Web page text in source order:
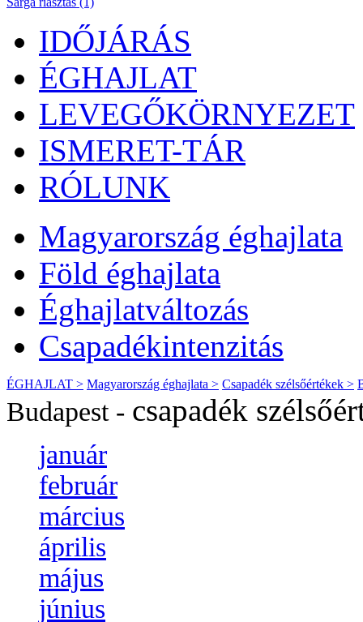
IDŐJÁRÁS
ÉGHAJLAT
LEVEGŐKÖRNYEZET
ISMERET-TÁR
RÓLUNK
Magyarország éghajlata
Föld éghajlata
Éghajlatváltozás
Csapadékintenzitás
ÉGHAJLAT > Magyarország éghajlata > Csapadék szélsőértékek >
Budapest - csapadék
január
február
március
április
május
június